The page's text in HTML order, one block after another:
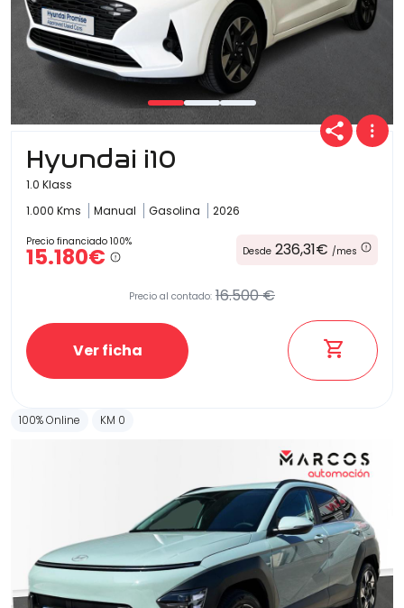
Hyundai i10
1.0 Klass
1.000 Kms
Manual Gasolina 2026
Precio financiado 100%
15.180€ Desde 236,31€ /mes
Precio al contado: 16.500 €
Ver ficha
100% Online KM 0